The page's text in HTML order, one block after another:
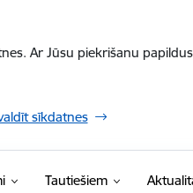
Ar Jūsu piekrišanu
sīkdatnes
Tautiešiem